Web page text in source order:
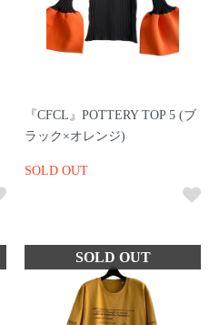
『CFCL』POTTERY TOP 5 (ブ
ラック×オレンジ)
SOLD OUT